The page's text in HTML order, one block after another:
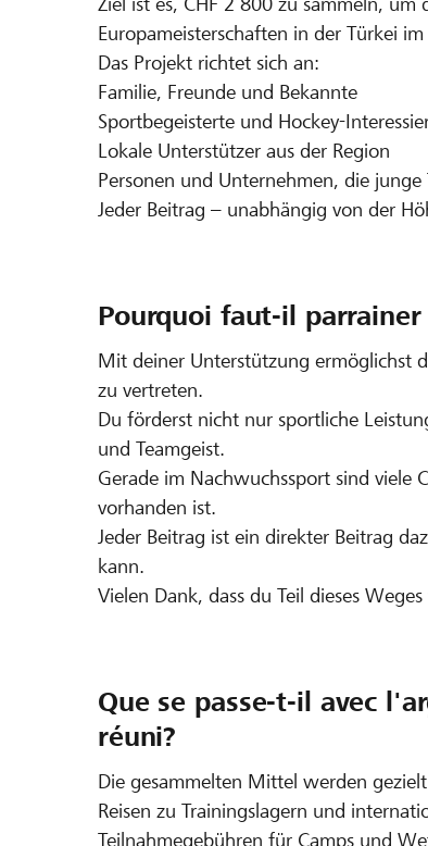
Europameisterschaften in der Türkei
Das Projekt richtet sich an:
Familie, Freunde und Bekannte
Sportbegeisterte und Hockey-
Lokale Unterstützer aus der Region
Personen und Unternehmen, die
Jeder Beitrag – unabhängig von der
Pourquoi faut-il
Mit deiner Unterstützung ermöglichst
zu vertreten.
Du förderst nicht nur sportliche
und Teamgeist.
Gerade im Nachwuchssport sind viele
vorhanden ist.
Jeder Beitrag ist ein direkter Beitrag
kann.
Vielen Dank, dass du Teil dieses
Que se passe-t-il avec
réuni?
Die gesammelten Mittel werden
Reisen zu Trainingslagern und
Teilnahmegebühren für Camps und